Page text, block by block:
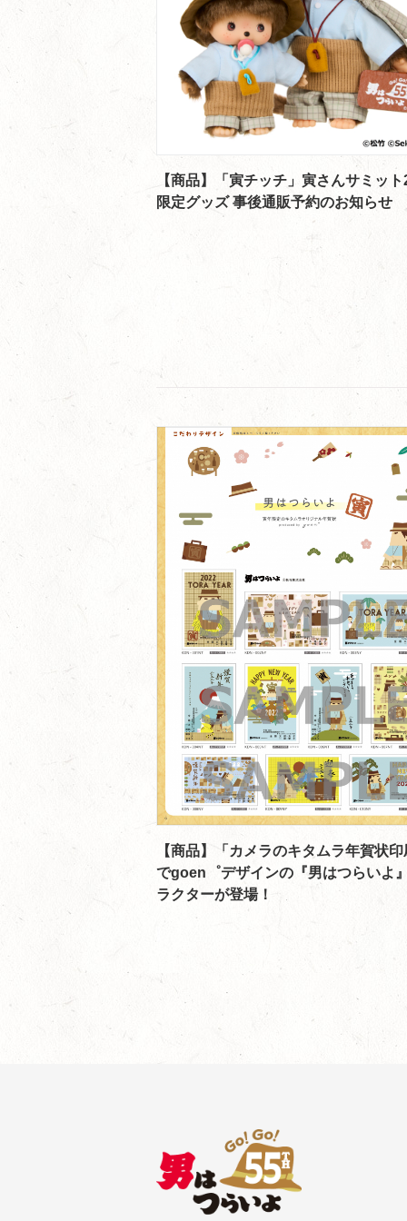
【商品】「寅チッチ」寅さんサミッ
限定グッズ 事後通販予約のお知らせ
【商品】「カメラのキタムラ年賀状
でgoen゜デザインの『男はつらいよ
ラクターが登場！